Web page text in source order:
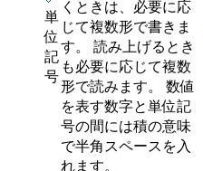
単
位
記
号
くときは、必要に応
じて複数形で書きま
す。 読み上げるとき
も必要に応じて複数
形で読みます。 数値
を表す数字と単位記
号の間には積の意味
で半角スペースを入
れます。